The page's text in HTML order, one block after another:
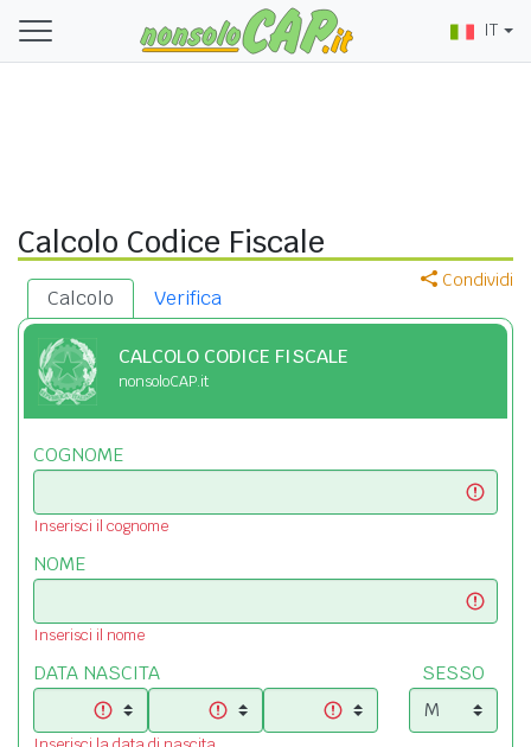
IT
Calcolo Codice Fiscale
Condividi
Calcolo Verifica
CALCOLO CODICE FISCALE
nonsoloCAP.it
COGNOME
Inserisci il cognome
NOME
Inserisci il nome
DATA NASCITA SESSO